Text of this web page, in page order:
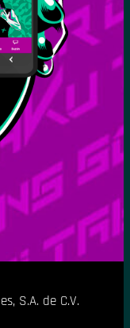
S.A. de C.V.